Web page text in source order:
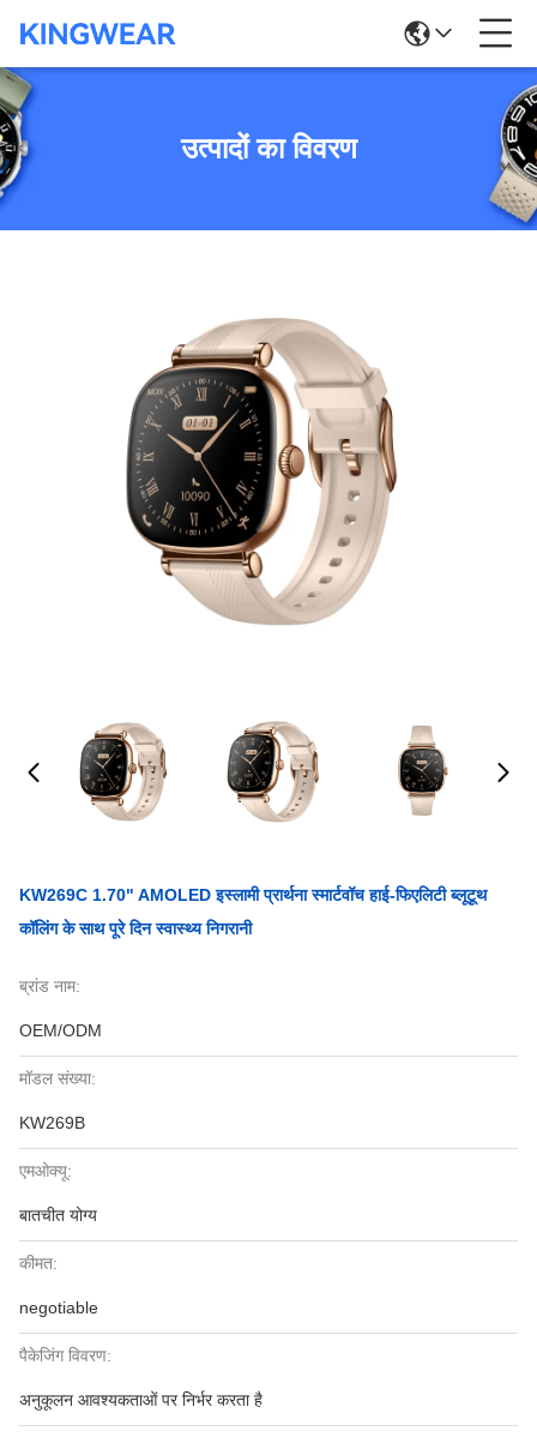
उत्पादों का विवरण
KW269C 1.70" AMOLED इस्लामी प्रार्थना स्मार्टवॉच हाई-फिएलिटी ब्लूटूथ
कॉलिंग के साथ पूरे दिन स्वास्थ्य निगरानी
ब्रांड नाम:
OEM/ODM
मॉडल संख्या:
KW269B
एमओक्यू:
बातचीत योग्य
कीमत:
negotiable
पैकेजिंग विवरण:
अनुकूलन आवश्यकताओं पर निर्भर करता है